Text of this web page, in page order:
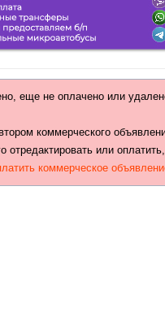
еще не оплачено или
коммерческого
отредактировать или
коммерческое